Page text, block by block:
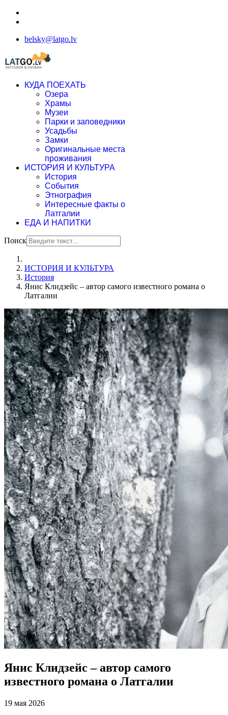
belsky@latgo.lv
КУДА ПОЕХАТЬ
Озера
Храмы
Музеи
Парки и заповедники
Усадьбы
Замки
Оригинальные места
проживания
ИСТОРИЯ И КУЛЬТУРА
История
События
Этнография
Интересные факты о
Латгалии
ЕДА И НАПИТКИ
Поиск
ИСТОРИЯ И КУЛЬТУРА
История
Янис Клидзейс – автор самого известного романа о
Латгалии
Янис Клидзейс – автор самого
известного романа о Латгалии
19 мая 2026